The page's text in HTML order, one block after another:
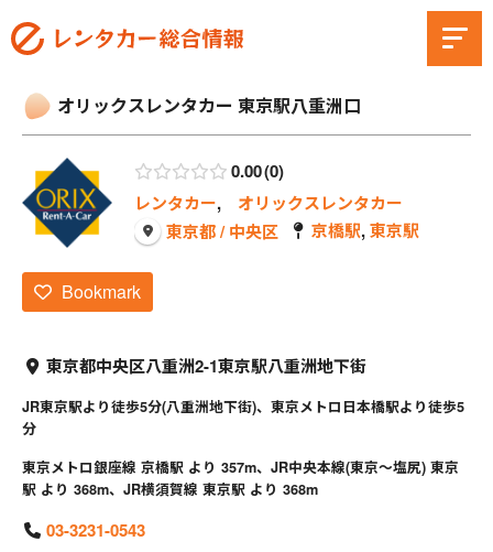
オリックスレンタカー 東京駅八重洲口
0.00 0
レンタカー, オリックスレンタカー
東京都 / 中央区
京橋駅,東京駅
Bookmark
東京都中央区八重洲2-1東京駅八重洲地下街
JR東京駅より徒歩5分(八重洲地下街)、東京メトロ日本橋駅より徒歩5
分
東京メトロ銀座線 京橋駅 より 357m、JR中央本線(東京～塩尻) 東京
駅 より 368m、JR横須賀線 東京駅 より 368m
03-3231-0543